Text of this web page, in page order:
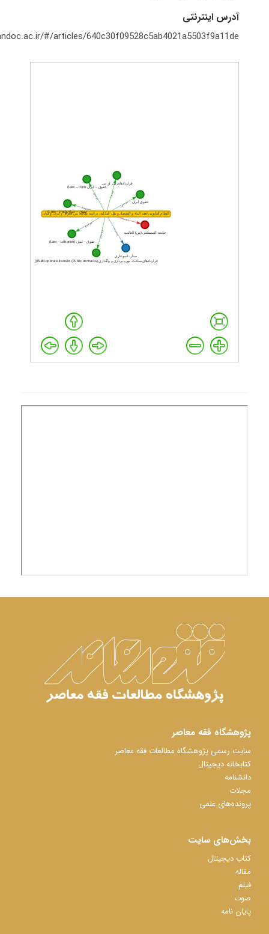
آدرس اینترنتی
#/articles/640c30f09528c5ab4021a5503f9a11de
پژوهشگاه فقه معاصر
سایت رسمی پژوهشگاه مطالعات فقه معاصر
کتابخانه دیجیتال
دانشنامه
مجلات
پرونده‌های علمی
بخش‌های سایت
کتاب دیجیتال
مقاله
فیلم
صوت
پایان نامه